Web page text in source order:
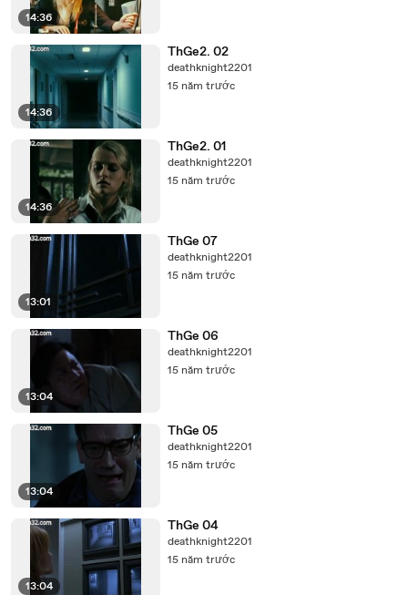
14:36
14:36
ThGe2. 02
deathknight2201
15 năm trước
14:36
ThGe2. 01
deathknight2201
15 năm trước
13:01
ThGe 07
deathknight2201
15 năm trước
13:04
ThGe 06
deathknight2201
15 năm trước
13:04
ThGe 05
deathknight2201
15 năm trước
13:04
ThGe 04
deathknight2201
15 năm trước